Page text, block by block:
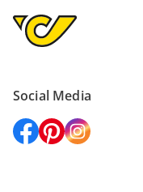
Social Media